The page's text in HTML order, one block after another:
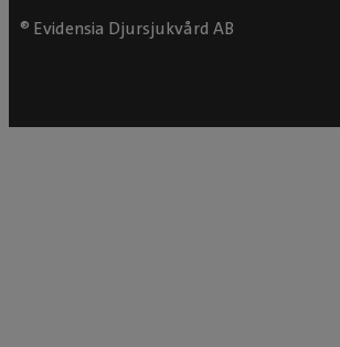
® Evidensia Djursjukvård AB